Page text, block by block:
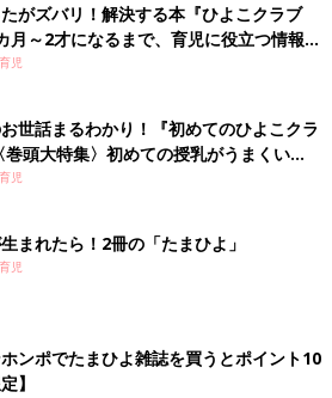
がズバリ！解決する本『ひよこクラブ
～2才になるまで、育児に役立つ情報が
児
世話まるわかり！『初めてのひよこクラ
巻頭大特集〉初めての授乳がうまくい
・ミルクの基本と夏のトラブル 解決テ
児
まれたら！2冊の「たまひよ」
児
ンポでたまひよ雑誌を買うとポイント10
】